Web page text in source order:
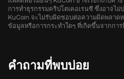
การทำธุรกรรมคริปโตเคอเรนซี ซึ่งอาจไ
KuCoin จะไม่รับผิดชอบต่อความผิดพลาด
ข้อมูลหรือการกระทำใดๆ ที่เกิดขึ้นจากกา
คำถามที่พบบ่อย